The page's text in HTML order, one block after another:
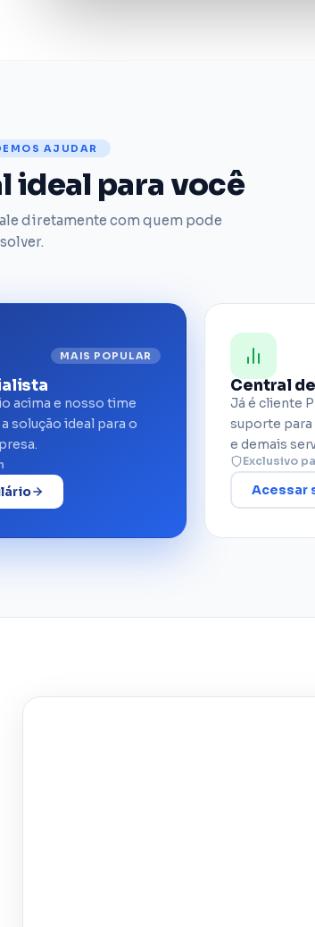
AJUDAR
ideal para você
diretamente com quem pode
MAIS POPULAR
acima e nosso time
solução ideal para o
Central
Já é cliente
suporte
e demais
Exclusivo
Acessar